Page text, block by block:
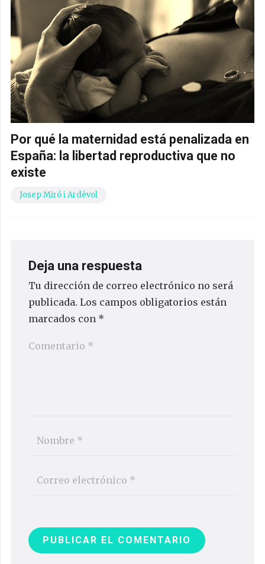
Por qué la maternidad está penalizada en
España: la libertad reproductiva que no
existe
Josep Miró i Ardèvol
Deja una respuesta
Tu dirección de correo electrónico no será
publicada. Los campos obligatorios están
marcados con *
PUBLICAR EL COMENTARIO